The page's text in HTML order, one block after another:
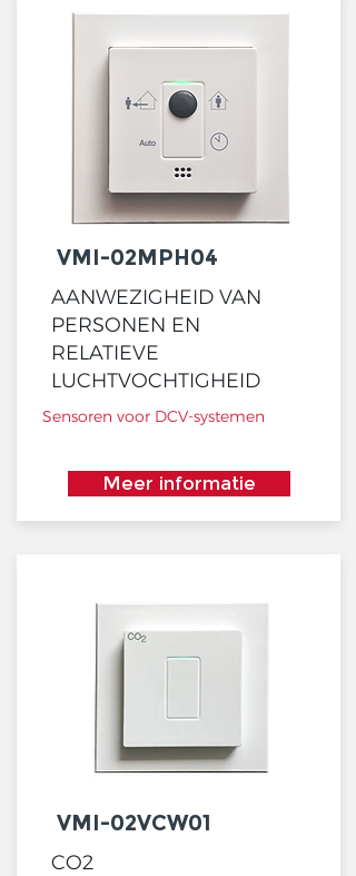
VMI-02MPH04
AANWEZIGHEID VAN
PERSONEN EN
RELATIEVE
LUCHTVOCHTIGHEID
Sensoren voor DCV-systemen
Meer informatie
VMI-02VCW01
CO2